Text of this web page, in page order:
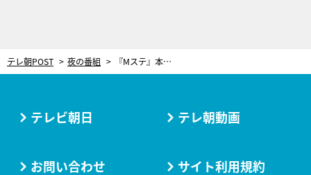
テレ朝POST 夜の番組 『Mステ』本番直前！横山だいすけ＆本田紗来、“だいえモン”“サラミちゃん”に
テレビ朝日 テレ朝動画
お問い合わせ サイト利用規約